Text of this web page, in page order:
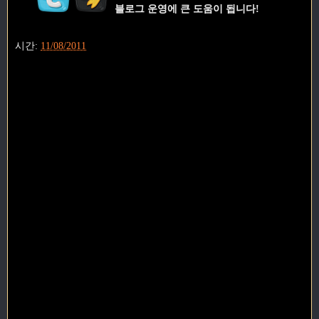
블로그 운영에 큰 도움이 됩니다!
시간: 11/08/2011